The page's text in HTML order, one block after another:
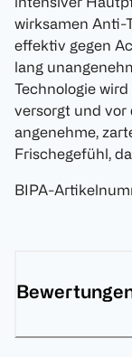
wirksamen Anti-
effektiv gegen
lang
Technologie
versorgt und vor
angenehme,
Frischegefühl,
BIPA-